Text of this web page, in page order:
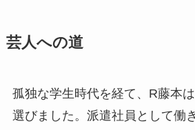
芸人への道
孤独な学生時代を経て、R藤本
選びました。派遣社員として働